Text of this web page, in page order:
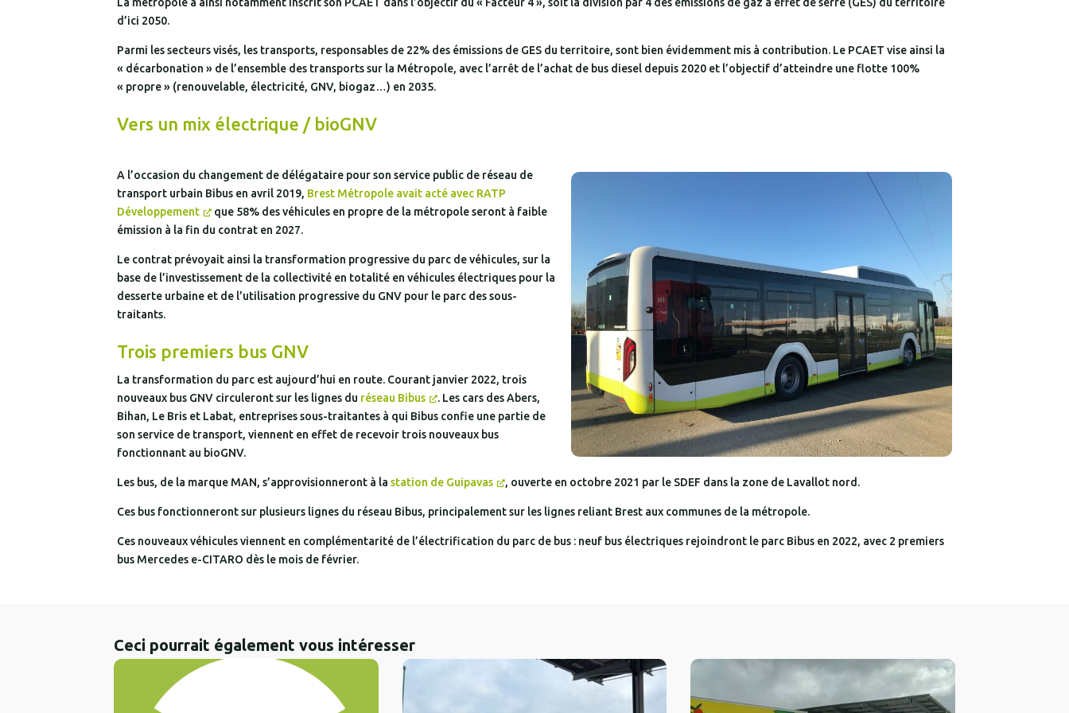
d’ici 2050.
Parmi les secteurs visés, les transports, responsables de 22% des émissions de GES du territoire, sont bien évidemment mis à contribution. Le PCAET vise ainsi la
« décarbonation » de l’ensemble des transports sur la Métropole, avec l’arrêt de l’achat de bus diesel depuis 2020 et l’objectif d’atteindre une flotte 100%
« propre » (renouvelable, électricité, GNV, biogaz…) en 2035.
Vers un mix électrique / bioGNV
A l’occasion du changement de délégataire pour son service public de réseau de
transport urbain Bibus en avril 2019, Brest Métropole avait acté avec RATP
Développement
que 58% des véhicules en propre de la métropole seront à faible
émission à la fin du contrat en 2027.
Le contrat prévoyait ainsi la transformation progressive du parc de véhicules, sur la
base de l’investissement de la collectivité en totalité en véhicules électriques pour la
desserte urbaine et de l’utilisation progressive du GNV pour le parc des sous-
traitants.
Trois premiers bus GNV
La transformation du parc est aujourd’hui en route. Courant janvier 2022, trois
nouveaux bus GNV circuleront sur les lignes du réseau Bibus
. Les cars des Abers,
Bihan, Le Bris et Labat, entreprises sous-traitantes à qui Bibus confie une partie de
son service de transport, viennent en effet de recevoir trois nouveaux bus
fonctionnant au bioGNV.
Les bus, de la marque MAN, s’approvisionneront à la station de Guipavas , ouverte en octobre 2021 par le SDEF dans la zone de Lavallot nord.
Ces bus fonctionneront sur plusieurs lignes du réseau Bibus, principalement sur les lignes reliant Brest aux communes de la métropole.
Ces nouveaux véhicules viennent en complémentarité de l’électrification du parc de bus : neuf bus électriques rejoindront le parc Bibus en 2022, avec 2 premiers
bus Mercedes e-CITARO dès le mois de février.
Ceci pourrait également vous intéresser